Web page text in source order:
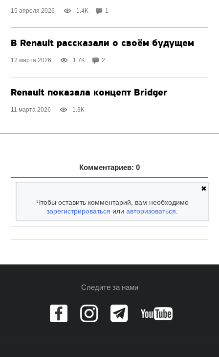
15 апреля 2026 1.4K 1
В Renault рассказали о своём будущем
12 марта 2026 1.7K 2
Renault показала концепт Bridger
11 марта 2026 1.3K
Комментариев: 0
✖
Чтобы оставить комментарий, вам необходимо
зарегистрироваться илиавторизоваться
Следите за нами